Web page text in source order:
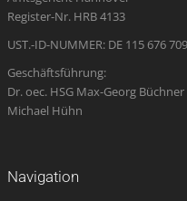
Register-Nr. HRB 4133
UST.-ID-NUMMER: DE 115 676 709
Geschäftsführung:
Dr. oec. HSG Max-Georg Büchner
Michael Hühn
Navigation